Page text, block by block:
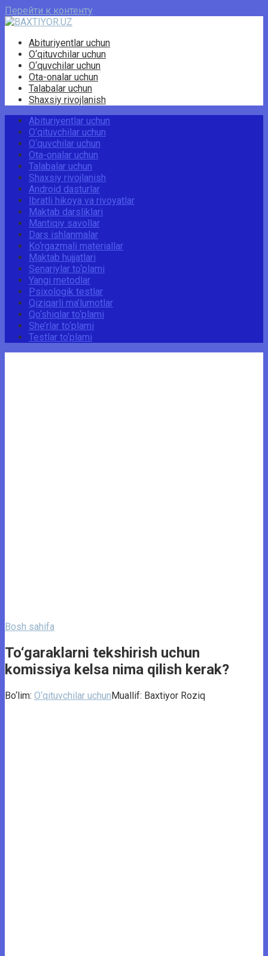
Перейти к контенту
Abituriyentlar uchun
O‘qituvchilar uchun
O‘quvchilar uchun
Ota-onalar uchun
Talabalar uchun
Shaxsiy rivojlanish
Abituriyentlar uchun
O‘qituvchilar uchun
O‘quvchilar uchun
Ota-onalar uchun
Talabalar uchun
Shaxsiy rivojlanish
Android dasturlar
Ibratli hikoya va rivoyatlar
Maktab darsliklari
Mantiqiy savollar
Dars ishlanmalar
Ko‘rgazmali materiallar
Maktab hujjatlari
Senariylar to‘plami
Yangi metodlar
Psixologik testlar
Qiziqarli ma’lumotlar
Qo‘shiqlar to‘plami
She’rlar to‘plami
Testlar to‘plami
Bosh sahifa
To‘garaklarni tekshirish uchun
komissiya kelsa nima qilish kerak?
Bo‘lim: O‘qituvchilar uchunMuallif: Baxtiyor Roziq